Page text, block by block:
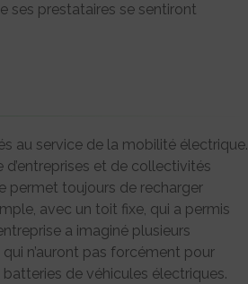
ses prestataires se sentiront
au service de la mobilité électrique.
et de collectivités
permet toujours de recharger
avec un toit fixe, qui a permis
a imaginé plusieurs
n’auront pas forcément pour
de véhicules électriques.